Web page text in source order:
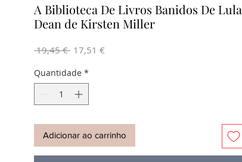
A Biblioteca De Livros Banidos De Lula
Dean de Kirsten Miller
19,45 € Preço
17,51 €
Quantidade *
Adicionar ao carrinho